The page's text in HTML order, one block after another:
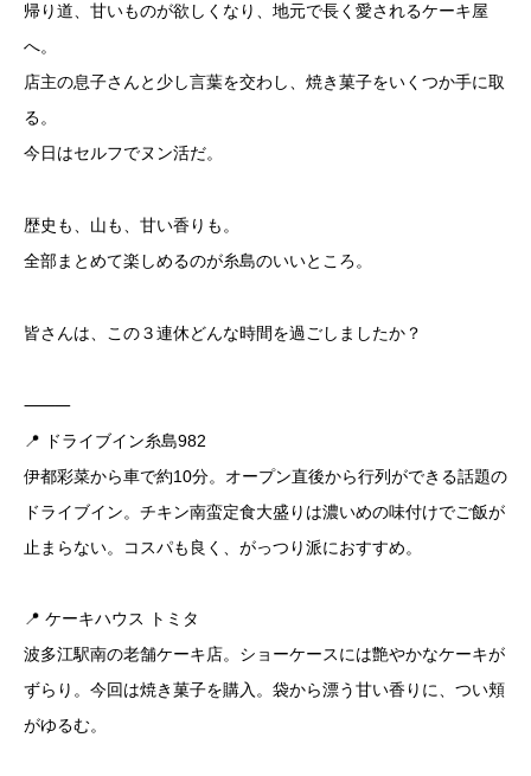
帰り道、甘いものが欲しくなり、地元で長く愛されるケーキ屋
へ。
店主の息子さんと少し言葉を交わし、焼き菓子をいくつか手に取
る。
今日はセルフでヌン活だ。
歴史も、山も、甘い香りも。
全部まとめて楽しめるのが糸島のいいところ。
皆さんは、この３連休どんな時間を過ごしましたか？
⸻
📍 ドライブイン糸島982
伊都彩菜から車で約10分。オープン直後から行列ができる話題の
ドライブイン。チキン南蛮定食大盛りは濃いめの味付けでご飯が
止まらない。コスパも良く、がっつり派におすすめ。
📍 ケーキハウス トミタ
波多江駅南の老舗ケーキ店。ショーケースには艶やかなケーキが
ずらり。今回は焼き菓子を購入。袋から漂う甘い香りに、つい頬
がゆるむ。